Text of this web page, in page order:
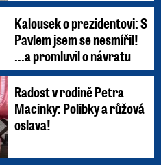
Kalousek o prezidentovi: S
Pavlem jsem se nesmířil!
...a promluvil o návratu
Radost v rodině Petra
Macinky: Polibky a růžová
oslava!